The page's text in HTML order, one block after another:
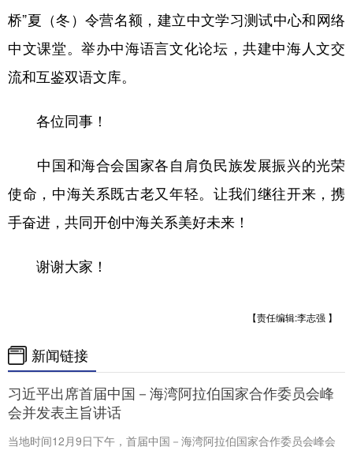
桥”夏（冬）令营名额，建立中文学习测试中心和网络
中文课堂。举办中海语言文化论坛，共建中海人文交
流和互鉴双语文库。
各位同事！
中国和海合会国家各自肩负民族发展振兴的光荣
使命，中海关系既古老又年轻。让我们继往开来，携
手奋进，共同开创中海关系美好未来！
谢谢大家！
【责任编辑:李志强 】
新闻链接
习近平出席首届中国－海湾阿拉伯国家合作委员会峰
会并发表主旨讲话
当地时间12月9日下午，首届中国－海湾阿拉伯国家合作委员会峰会